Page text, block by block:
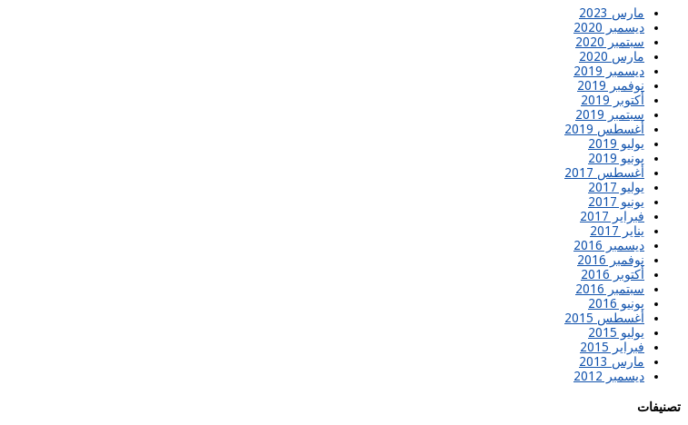
مارس 2023
ديسمبر 2020
سبتمبر 2020
مارس 2020
ديسمبر 2019
نوفمبر 2019
أكتوبر 2019
سبتمبر 2019
أغسطس 2019
يوليو 2019
يونيو 2019
أغسطس 2017
يوليو 2017
يونيو 2017
فبراير 2017
يناير 2017
ديسمبر 2016
نوفمبر 2016
أكتوبر 2016
سبتمبر 2016
يونيو 2016
أغسطس 2015
يوليو 2015
فبراير 2015
مارس 2013
ديسمبر 2012
تصنيفات